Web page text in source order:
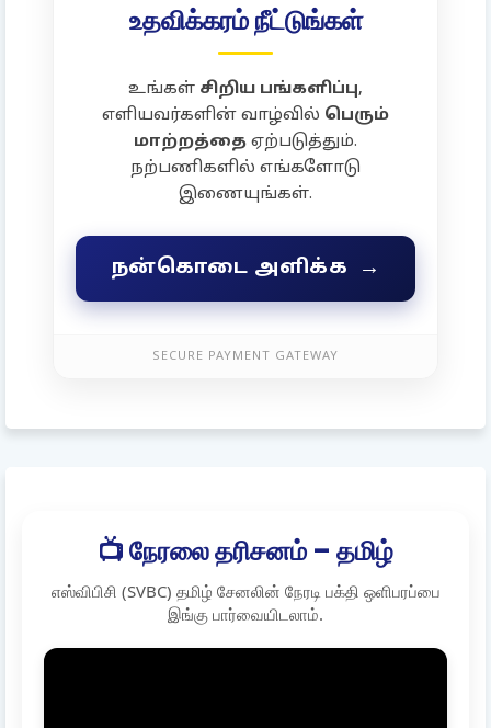
உதவிக்கரம் நீட்டுங்கள்
உங்கள் சிறிய பங்களிப்பு,
எளியவர்களின் வாழ்வில் பெரும்
மாற்றத்தை ஏற்படுத்தும்.
நற்பணிகளில் எங்களோடு
இணையுங்கள்.
நன்கொடை அளிக்க →
SECURE PAYMENT GATEWAY
📺 நேரலை தரிசனம் – தமிழ்
எஸ்விபிசி (SVBC) தமிழ் சேனலின் நேரடி பக்தி ஒளிபரப்பை
இங்கு பார்வையிடலாம்.